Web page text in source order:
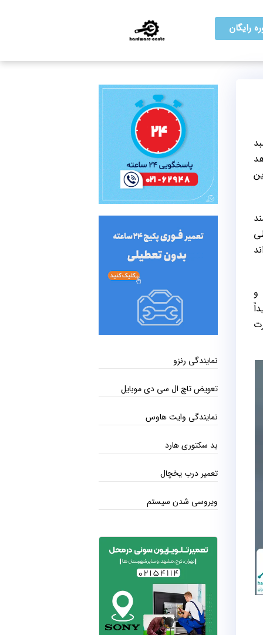
رایگان
و
نمایندگی رنزو
تعویض تاچ ال سی دی موبایل
نمایندگی وایت هاوس
بد سکتوری هارد
تعمیر درب یخچال
ویروسی شدن سیستم